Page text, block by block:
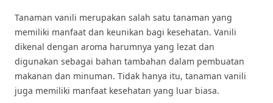
Tanaman vanili merupakan salah satu tanaman yang
memiliki manfaat dan keunikan bagi kesehatan. Vanili
dikenal dengan aroma harumnya yang lezat dan
digunakan sebagai bahan tambahan dalam pembuatan
makanan dan minuman. Tidak hanya itu, tanaman vanili
juga memiliki manfaat kesehatan yang luar biasa.